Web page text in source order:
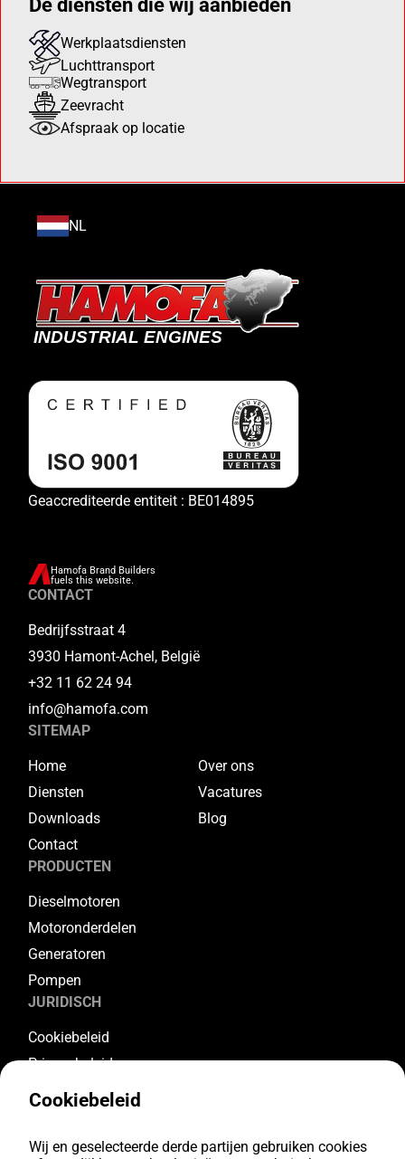
De diensten die wij aanbieden
Werkplaatsdiensten
Luchttransport
Wegtransport
Zeevracht
Afspraak op locatie
NL
Geaccrediteerde entiteit : BE014895
Hamofa Brand Builders
fuels this website.
CONTACT
Bedrijfsstraat 4
3930 Hamont-Achel, België
+32 11 62 24 94
info@hamofa.com
SITEMAP
Home
Over ons
Diensten
Vacatures
Downloads
Blog
Contact
PRODUCTEN
Dieselmotoren
Motoronderdelen
Generatoren
Pompen
JURIDISCH
Cookiebeleid
Privacybeleid
Algemene voorwaarden
Retourvoorwaarden
Cookiebeleid
Wij en geselecteerde derde partijen gebruiken cookies